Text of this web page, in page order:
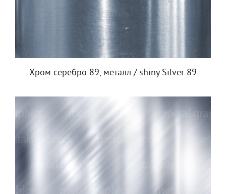
Хром серебро 89, металл / shiny Silver 89